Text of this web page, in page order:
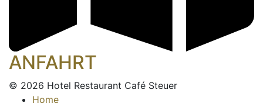
ANFAHRT
© 2026 Hotel Restaurant Café Steuer
Home